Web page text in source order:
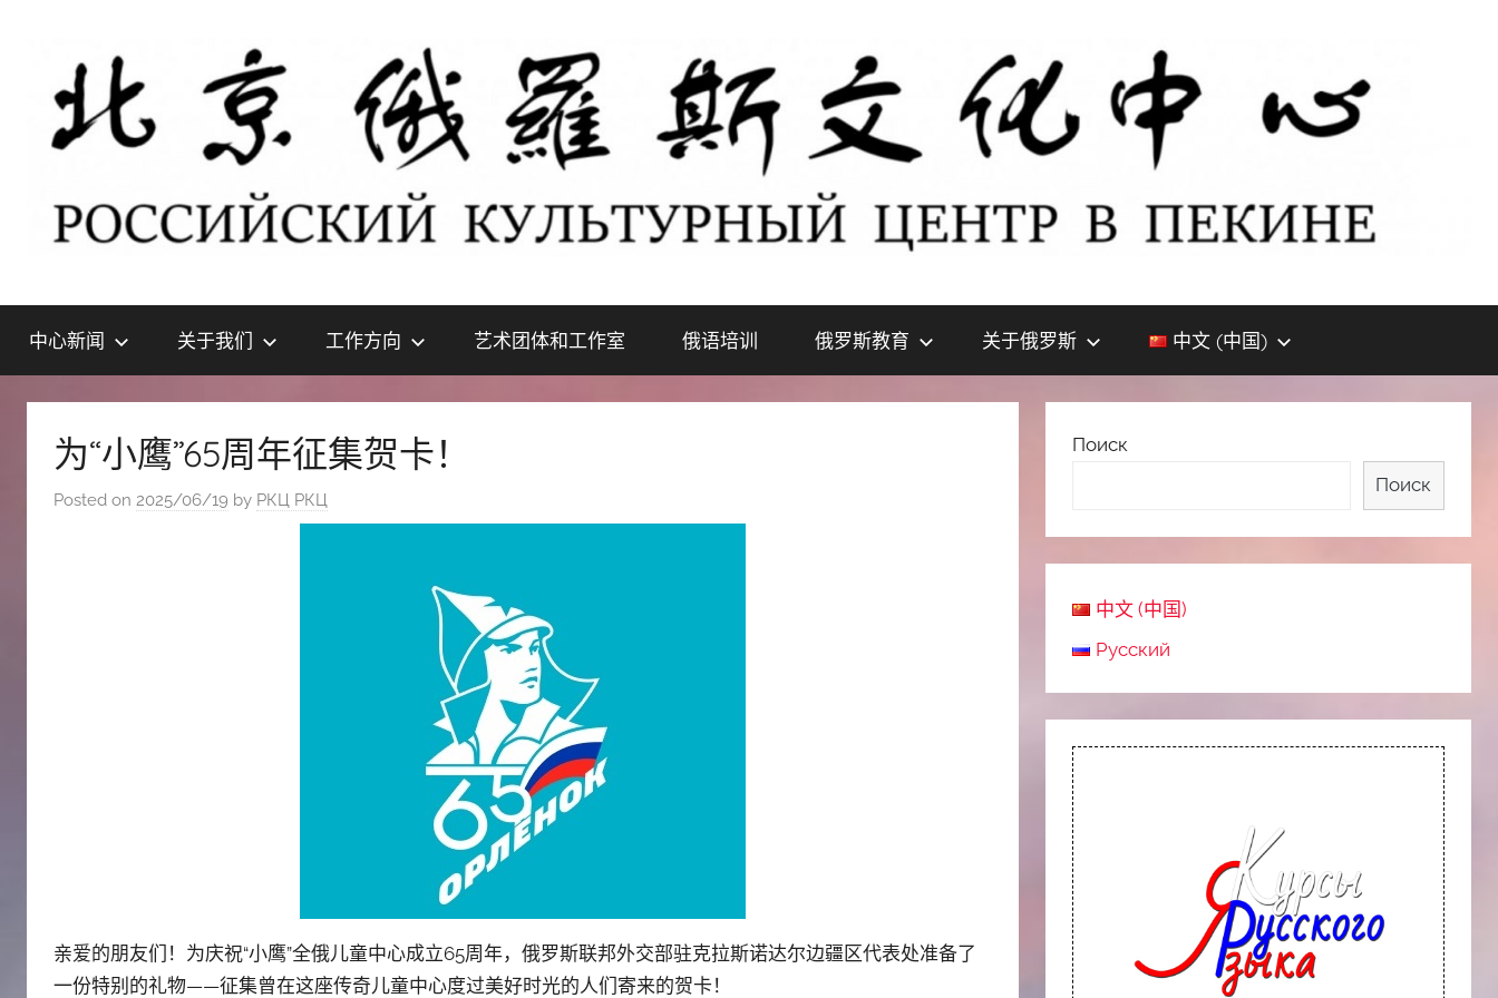
北
京
俄
罗
КУЛЬТУРНЫЙ
ЦЕНТР
ПЕКИНЕ
中心新闻 关于我们 工作方向 艺术团体和工作室 俄语培训 俄罗斯教育 关于俄罗斯 中文 (中国)
为“小鹰”65周年征集贺卡！
Posted on 2025/06/19 by РКЦ РКЦ
亲爱的朋友们！为庆祝“小鹰”全俄儿童中心成立65周年，俄罗斯联邦外交部驻克拉斯诺达尔边疆区代表处准备了
一份特别的礼物——征集曾在这座传奇儿童中心度过美好时光的人们寄来的贺卡！
Поиск
Поиск
中文 (中国)
Русский